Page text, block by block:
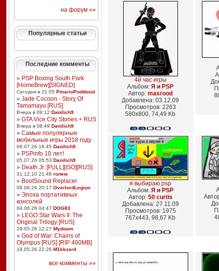
на форум »»
Популярные статьи
Последние комменты
» PSP Boxing South Park
[HomeBrew][SIGNED]
Сегодня в 21:05 PmarioPoddozoi
» Jade Cocoon - Story Of
Tamamayu [RUS]
Вчера в 09:12 Danilich9
» GTA Vice City Stories + RUS
Вчера в 08:49 Danilich9
» Самые популярные
мобильные игры 2018 году
06.07.26 18:45 Danilich9
» PSPinfo 10 лет!
05.07.26 05:53 Danilich9
» Death Jr. [FULL][ISO][RUS]
31.12.10 21:48 голем
» BootSound Replacer
09.06.26 20:17 OverlordLegion
» Эпоха портативных
консолей
04.06.26 04:47 DOG83
» LEGO Star Wars II: The
Original Trilogy [RUS]
29.05.26 12:27 Mydoom
» God of War: Chains of
Olympus [RUS] [RIP 400MB]
19.05.26 22:26 M1kkzard
все комменты »»
4й час игры
Альбом: Я и PSP
Автор: masrood
Добавлена: 03.12.09
Просмотров: 2263
580x800, 74,49 Kb
я выбираю psp
Альбом: Я и PSP
Автор: 50 curtis
Добавлена: 27.11.09
Просмотров: 1975
767x443, 98,67 Kb